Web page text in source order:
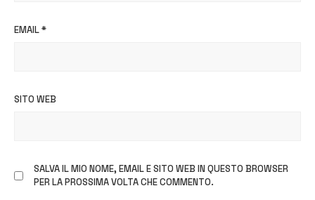
EMAIL*
SITO WEB
SALVA IL MIO NOME, EMAIL E SITO WEB IN QUESTO BROWSER
PER LA PROSSIMA VOLTA CHE COMMENTO.